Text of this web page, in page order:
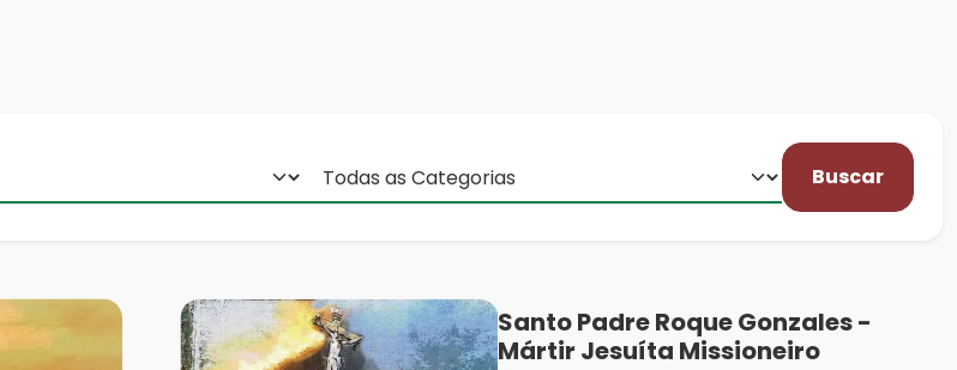
Buscar
Santo Padre Roque Gonzales -
Mártir Jesuíta Missioneiro